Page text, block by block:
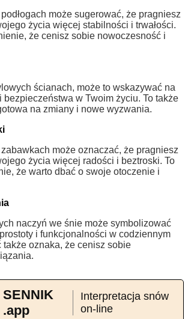
może sugerować, że pragniesz
życia więcej stabilności i trwałości.
że cenisz sobie nowoczesność i
ścianach, może to wskazywać na
bezpieczeństwa w Twoim życiu. To także
na zmiany i nowe wyzwania.
może oznaczać, że pragniesz
życia więcej radości i beztroski. To
że warto dbać o swoje otoczenie i
naczyń we śnie może symbolizować
i funkcjonalności w codziennym
także oznaka, że cenisz sobie
SENNIK
.app
Interpretacja snów
on-line